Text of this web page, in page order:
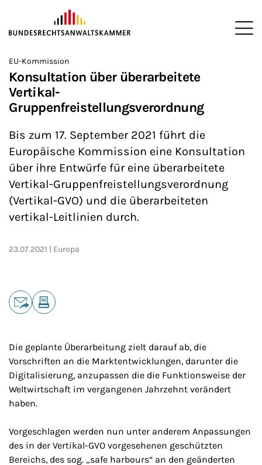
ZUM HAUPTINHALT SPRINGEN
Sie befinden sich hier:
>
Startseite
>
Newsroom
EU-Kommission
Konsultation über überarbeitete
Vertikal-
Gruppenfreistellungsverordnung
Bis zum 17. September 2021 führt die
Europäische Kommission eine Konsultation
über ihre Entwürfe für eine überarbeitete
Vertikal-Gruppenfreistellungsverordnung
(Vertikal-GVO) und die überarbeiteten
vertikal-Leitlinien durch.
23.07.2021 Europa
Teilen
Die geplante Überarbeitung zielt darauf ab, die
Vorschriften an die Marktentwicklungen, darunter die
Digitalisierung, anzupassen die die Funktionsweise der
Weltwirtschaft im vergangenen Jahrzehnt verändert
haben.
Vorgeschlagen werden nun unter anderem Anpassungen
des in der Vertikal-GVO vorgesehenen geschützten
Bereichs, des sog. „safe harbours“ an den geänderten